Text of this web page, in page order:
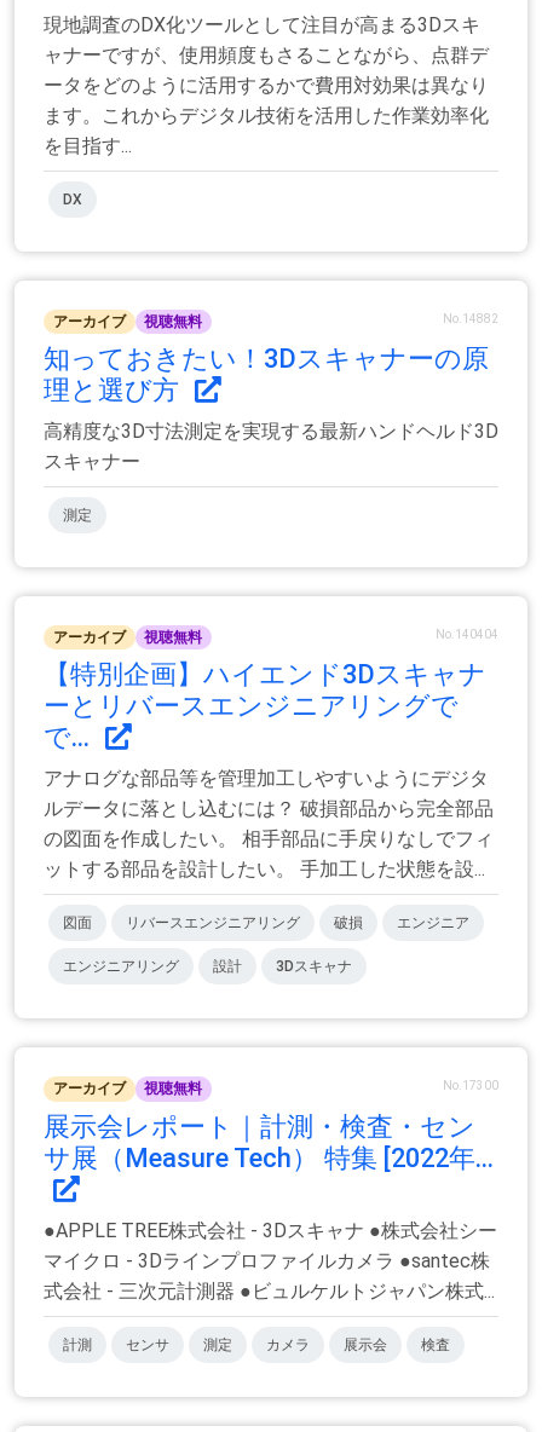
現地調査のDX化ツールとして注目が高まる3Dスキ
ャナーですが、使用頻度もさることながら、点群デ
ータをどのように活用するかで費用対効果は異なり
ます。これからデジタル技術を活用した作業効率化
を目指す...
DX
アーカイブ 視聴無料 No.14882
知っておきたい！3Dスキャナーの原
理と選び方
高精度な3D寸法測定を実現する最新ハンドヘルド3D
スキャナー
測定
アーカイブ 視聴無料 No.140404
【特別企画】ハイエンド3Dスキャナ
ーとリバースエンジニアリングで
で...
アナログな部品等を管理加工しやすいようにデジタ
ルデータに落とし込むには？ 破損部品から完全部品
の図面を作成したい。 相手部品に手戻りなしでフィ
ットする部品を設計したい。 手加工した状態を設...
図面 リバースエンジニアリング 破損 エンジニア
エンジニアリング 設計 3Dスキャナ
アーカイブ 視聴無料 No.17300
展示会レポート｜計測・検査・セン
サ展（Measure Tech） 特集 [2022年...
●APPLE TREE株式会社 - 3Dスキャナ ●株式会社シー
マイクロ - 3Dラインプロファイルカメラ ●santec株
式会社 - 三次元計測器 ●ビュルケルトジャパン株式...
計測 センサ 測定 カメラ 展示会 検査